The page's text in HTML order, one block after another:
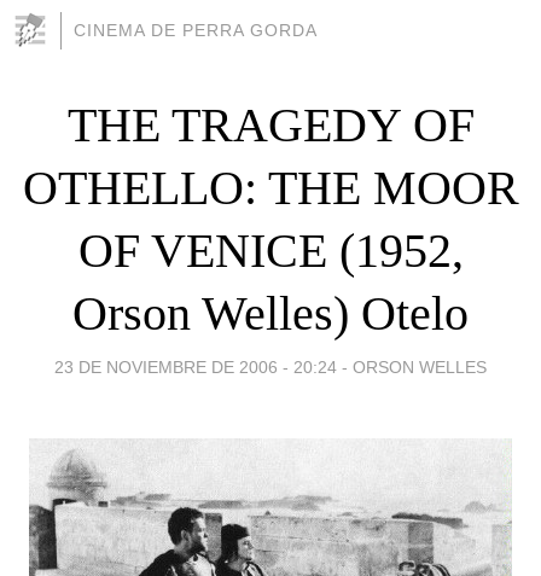
CINEMA DE PERRA GORDA
THE TRAGEDY OF
OTHELLO: THE MOOR
OF VENICE (1952,
Orson Welles) Otelo
23 DE NOVIEMBRE DE 2006 - 20:24 - ORSON WELLES